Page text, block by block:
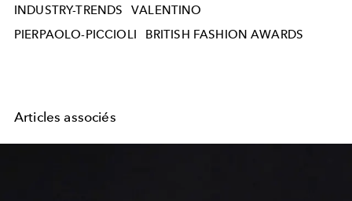
INDUSTRY-TRENDS
VALENTINO
PIERPAOLO-PICCIOLI
BRITISH FASHION AWARDS
Articles associés